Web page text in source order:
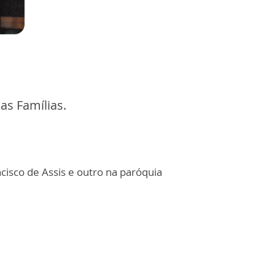
Famílias.
de Assis e outro na paróquia